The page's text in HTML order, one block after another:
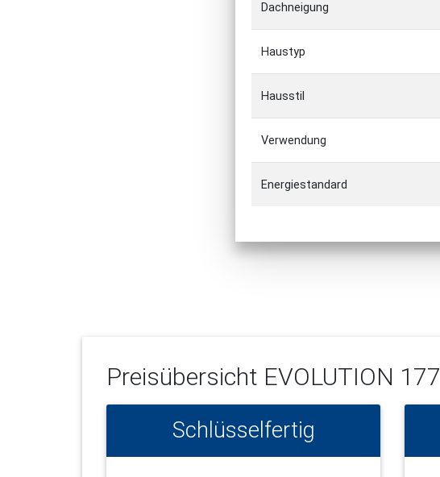
Dachneigung
Haustyp
Hausstil
Verwendung
Energiestandard
Preisübersicht EVOLUTION
Schlüsselfertig